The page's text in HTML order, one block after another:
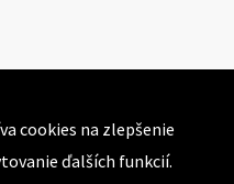
cookies na zlepšenie
ďalších funkcií.